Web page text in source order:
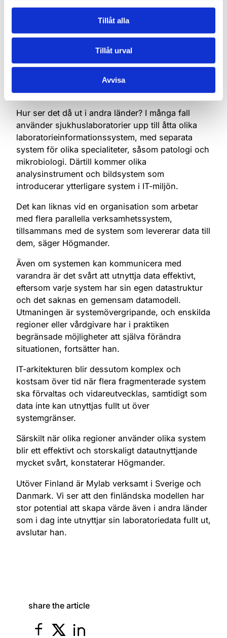
Tillåt alla
Tillåt urval
Avvisa
bli ännu viktigare framöver.
En unik modell med global
Hur ser det då ut i andra länder? I många fall
använder sjukhuslaboratorier upp till åtta olika
laboratorieinformationssystem, med separata
system för olika specialiteter, såsom patologi och
mikrobiologi. Därtill kommer olika
analysinstrument och bildsystem som
introducerar ytterligare system i IT-miljön.
Det kan liknas vid en organisation som arbetar
med flera parallella verksamhetssystem,
tillsammans med de system som levererar data till
dem, säger Högmander.
Även om systemen kan kommunicera med
varandra är det svårt att utnyttja data effektivt,
eftersom varje system har sin egen datastruktur
och det saknas en gemensam datamodell.
Utmaningen är systemövergripande, och enskilda
regioner eller vårdgivare har i praktiken
begränsade möjligheter att själva förändra
situationen, fortsätter han.
IT-arkitekturen blir dessutom komplex och
kostsam över tid när flera fragmenterade system
ska förvaltas och vidareutvecklas, samtidigt som
data inte kan utnyttjas fullt ut över
systemgränser.
Särskilt när olika regioner använder olika system
blir ett effektivt och storskaligt datautnyttjande
mycket svårt, konstaterar Högmander.
Utöver Finland är Mylab verksamt i Sverige och
Danmark. Vi ser att den finländska modellen har
stor potential att skapa värde även i andra länder
som i dag inte utnyttjar sin laboratoriedata fullt ut,
avslutar han.
share the article